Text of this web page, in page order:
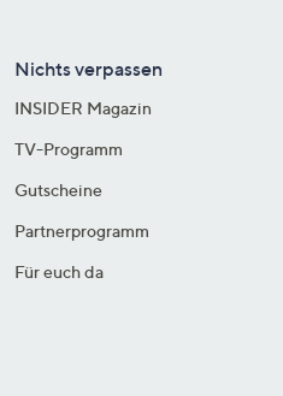
Nichts verpassen
INSIDER Magazin
TV-Programm
Gutscheine
Partnerprogramm
Für euch da